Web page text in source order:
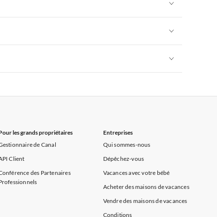
Appartements de Vacances à Côte d'Azur
Appartements de Vacances à Provence
Appartements de Vacances à Provence
les grands propriétaires
de Canal
Client
des Partenaires
Entreprises
Qui sommes-nous
Dépêchez-vous
Vacances avec votre bébé
Acheter des maisons de vacances
Vendre des maisons de vacances
Conditions